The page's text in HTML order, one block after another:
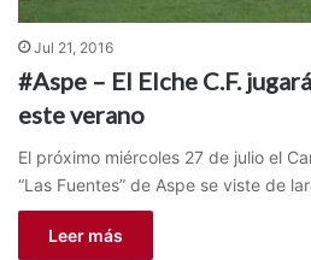
Jul 21, 2016
#Aspe – El Elche C.F.
este verano
El próximo miércoles 27 de julio el
“Las Fuentes” de Aspe se viste de
Leer más